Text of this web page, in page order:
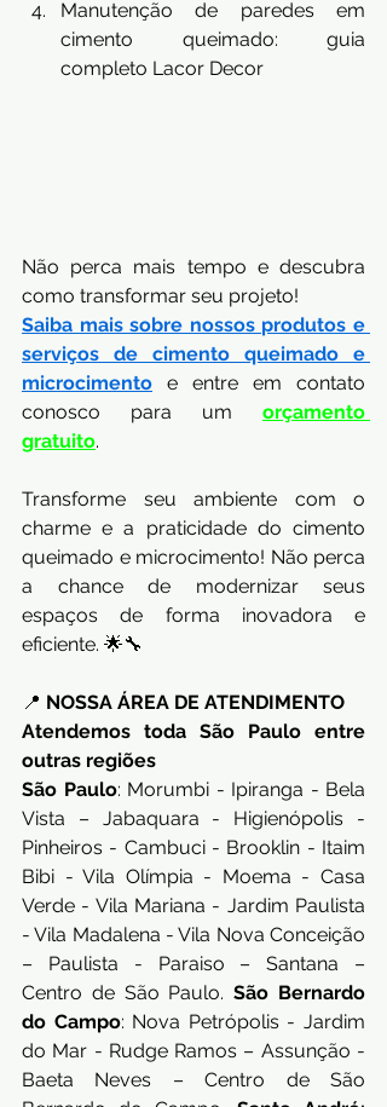
Manutenção de paredes em
cimento queimado: guia
completo Lacor Decor
Não perca mais tempo e descubra
como transformar seu projeto!
Saiba mais sobre nossos produtos e
serviços de cimento queimado e
microcimento e entre em contato
conosco para um
orçamento
gratuito.
Transforme seu ambiente com o
charme e a praticidade do cimento
queimado e microcimento! Não perca
a chance de modernizar seus
espaços de forma inovadora e
eficiente. 🌟🔧
📍 NOSSA ÁREA DE ATENDIMENTO
Atendemos toda São Paulo entre
outras regiões
São Paulo: Morumbi - Ipiranga - Bela
Vista – Jabaquara - Higienópolis -
Pinheiros - Cambuci - Brooklin - Itaim
Bibi - Vila Olímpia - Moema - Casa
Verde - Vila Mariana - Jardim Paulista
- Vila Madalena - Vila Nova Conceição
– Paulista - Paraiso – Santana –
Centro de São Paulo. São Bernardo
do Campo: Nova Petrópolis - Jardim
do Mar - Rudge Ramos – Assunção -
Baeta Neves – Centro de São